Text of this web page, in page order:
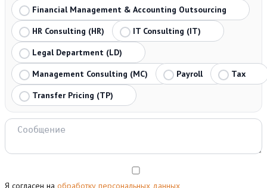
Financial Management & Accounting Outsourcing
HR Consulting (HR)
IT Consulting (IT)
Legal Department (LD)
Management Consulting (MC)
Payroll
Tax
Transfer Pricing (TP)
Я согласен на обработку персональных данных